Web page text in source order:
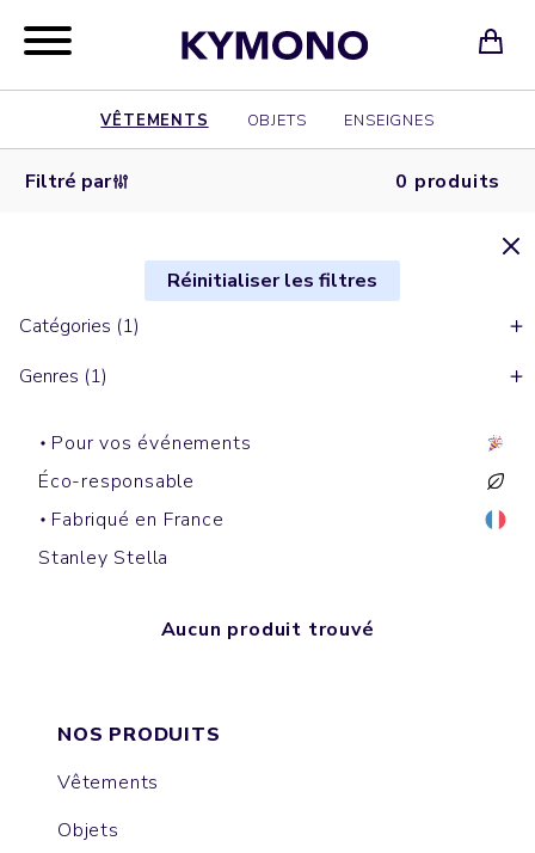
VÊTEMENTS OBJETS ENSEIGNES
Filtré par 0 produits
Réinitialiser les filtres
Catégories (1)
Genres (1)
Pour vos événements
Éco-responsable
Fabriqué en France
Stanley Stella
Aucun produit trouvé
NOS PRODUITS
Vêtements
Objets